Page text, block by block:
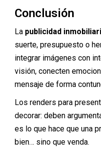
Conclusión
La publicidad
suerte, presupuesto o
integrar imágenes con
visión, conecten
mensaje de forma
Los renders para
decorar: deben
es lo que hace que una
bien… sino que venda.